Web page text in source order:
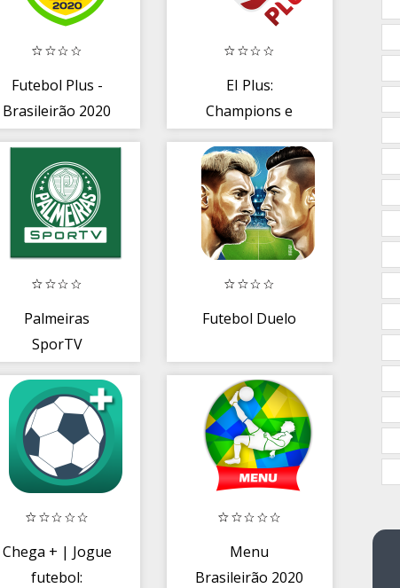
Futebol Plus -
Brasileirão 2020
EI Plus:
Champions e
ao vivo
Palmeiras
SporTV
Futebol Duelo
Chega + | Jogue
futebol:
Menu
Brasileirão 2020